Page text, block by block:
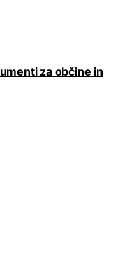
za občine in